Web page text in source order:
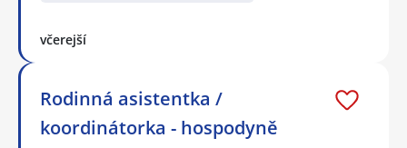
včerejší
Rodinná asistentka /
koordinátorka - hospodyně